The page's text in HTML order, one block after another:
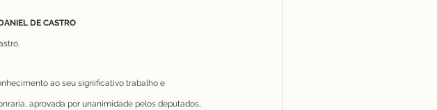
DE CASTRO
ao seu significativo trabalho e
aprovada por unanimidade pelos deputados,